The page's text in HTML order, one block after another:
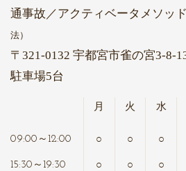
通事故 ／アクティベータメソッド
法）
〒321-0132 宇都宮市雀の宮3-8-
駐車場5台
09:00～12:00
15:30～19:30
月
○
○
火
○
○
水
○
○